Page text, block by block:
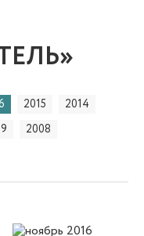
2015
2014
2008